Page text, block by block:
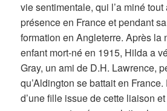
vie sentimentale, qui l’a miné
présence en France et pendant
formation en Angleterre. Après la
enfant mort-né en 1915, Hilda a
Gray, un ami de D.H. Lawrence,
qu’Aldington se battait en
d’une fille issue de cette liaison